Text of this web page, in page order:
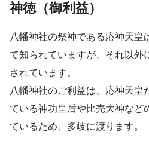
神徳（御利益）
八幡神社の祭神である応神天皇
て知られていますが、それ以外
されています。
八幡神社のご利益は、応神天皇
ている神功皇后や比売大神など
ているため、多岐に渡ります。